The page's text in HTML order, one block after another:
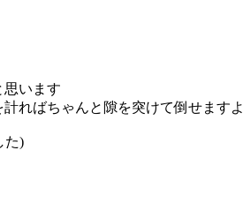
思います
ればちゃんと隙を突けて倒せますよ
た)